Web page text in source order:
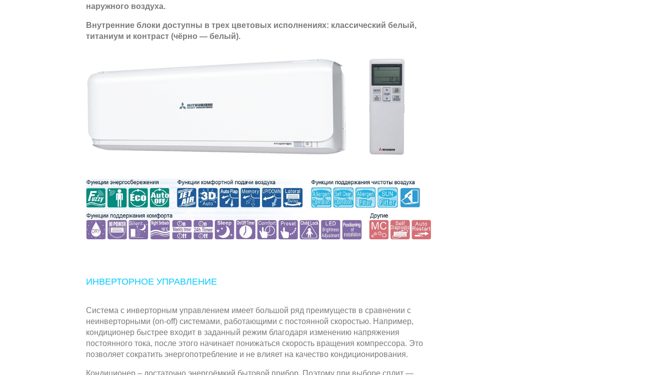
наружного воздуха.
Внутренние блоки доступны в трех цветовых исполнениях: классический белый,
титаниум и контраст (чёрно — белый).
ИНВЕРТОРНОЕ УПРАВЛЕНИЕ
Система с инверторным управлением имеет большой ряд преимуществ в сравнении с
неинверторными (on-off) системами, работающими с постоянной скоростью. Например,
кондиционер быстрее входит в заданный режим благодаря изменению напряжения
постоянного тока, после этого начинает понижаться скорость вращения компрессора. Это
позволяет сократить энергопотребление и не влияет на качество кондиционирования.
Кондиционер – достаточно энергоёмкий бытовой прибор. Поэтому при выборе сплит —